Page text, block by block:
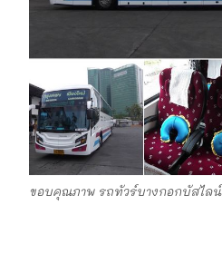
ขอบคุณภาพ รถทัวร์บางกอกบัสไลน์